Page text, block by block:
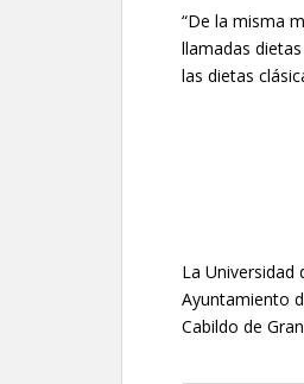
“De la misma
llamadas
las dietas
La Universidad
Ayuntamiento
Cabildo de